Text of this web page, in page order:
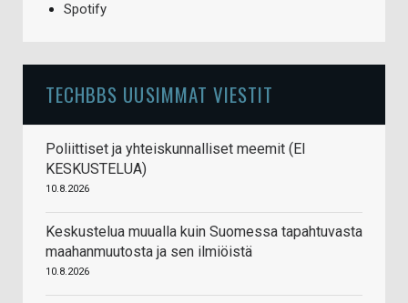
Spotify
TECHBBS UUSIMMAT VIESTIT
Poliittiset ja yhteiskunnalliset meemit (EI
KESKUSTELUA)
10.8.2026
Keskustelua muualla kuin Suomessa tapahtuvasta
maahanmuutosta ja sen ilmiöistä
10.8.2026